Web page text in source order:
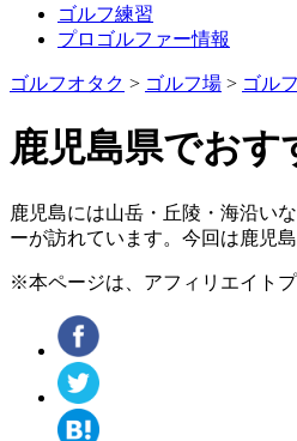
ゴルフ練習
プロゴルファー情報
ゴルフオタク > ゴルフ場 > ゴル
鹿児島県でお
鹿児島には山岳・丘陵・海沿い
ーが訪れています。今回は鹿児
※本ページは、アフィリエイト